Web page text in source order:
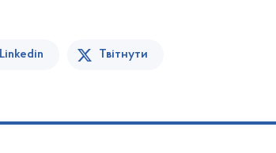
Linkedin Твітнути